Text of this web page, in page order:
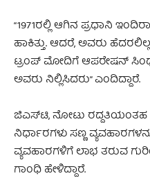
“1971ರಲ್ಲಿ ಆಗಿನ ಪ್ರಧಾನಿ
ಹಾಕಿತ್ತು. ಆದರೆ, ಅವರು
ಟ್ರಂಪ್ ಮೋದಿಗೆ ಆಪರೇಷನ್
ಅವರು ನಿಲ್ಲಿಸಿದರು” ಎಂದಿದ್ದಾರೆ.
ಜಿಎಸ್‌ಟಿ, ನೋಟು ರದ್ದತಿಯಂತಹ
ನಿರ್ಧಾರಗಳು ಸಣ್ಣ
ವ್ಯವಹಾರಗಳಿಗೆ ಲಾಭ ತರುವ
ಗಾಂಧಿ ಹೇಳಿದ್ದಾರೆ.